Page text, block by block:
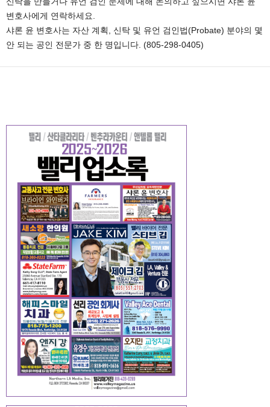
변호사에게 연락하세요.
샤론 윤 변호사는 자산 계획, 신탁 및 유언 검인법(Probate) 분야의 몇
안 되는 공인 전문가 중 한 명입니다. (805-298-0405)